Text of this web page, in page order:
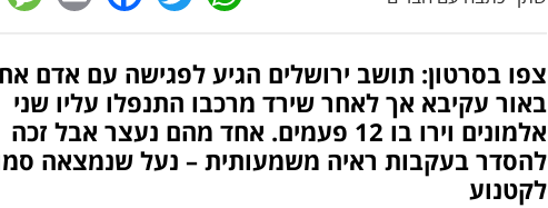
צפו בסרטון: תושב ירושלים הגיע לפגישה עם אדם
באור עקיבא אך לאחר שירד מרכבו התנפלו עליו שני
אלמונים וירו בו 12 פעמים. אחד מהם נעצר אבל זכה
להסדר בעקבות ראיה משמעותית – נעל שנמצאה
לקטנוע